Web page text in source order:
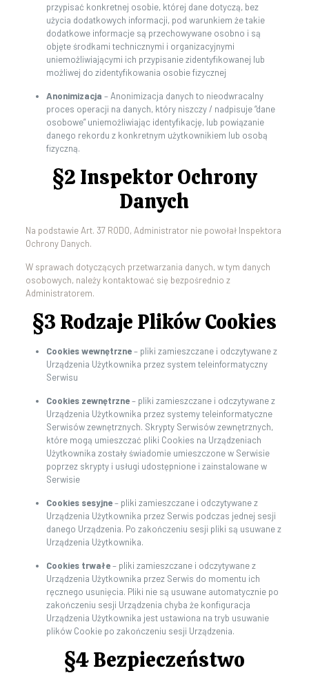
przypisać konkretnej osobie, której dane dotyczą, bez
użycia dodatkowych informacji, pod warunkiem że takie
dodatkowe informacje są przechowywane osobno i są
objęte środkami technicznymi i organizacyjnymi
uniemożliwiającymi ich przypisanie zidentyfikowanej lub
możliwej do zidentyfikowania osobie fizycznej
Anonimizacja – Anonimizacja danych to nieodwracalny
proces operacji na danych, który niszczy / nadpisuje “dane
osobowe” uniemożliwiając identyfikację, lub powiązanie
danego rekordu z konkretnym użytkownikiem lub osobą
fizyczną.
§2 Inspektor Ochrony
Danych
Na podstawie Art. 37 RODO, Administrator nie powołał Inspektora
Ochrony Danych.
W sprawach dotyczących przetwarzania danych, w tym danych
osobowych, należy kontaktować się bezpośrednio z
Administratorem.
§3 Rodzaje Plików Cookies
Cookies wewnętrzne– pliki zamieszczane i odczytywane z
Urządzenia Użytkownika przez system teleinformatyczny
Serwisu
Cookies zewnętrzne– pliki zamieszczane i odczytywane z
Urządzenia Użytkownika przez systemy teleinformatyczne
Serwisów zewnętrznych. Skrypty Serwisów zewnętrznych,
które mogą umieszczać pliki Cookies na Urządzeniach
Użytkownika zostały świadomie umieszczone w Serwisie
poprzez skrypty i usługi udostępnione i zainstalowane w
Serwisie
Cookies sesyjne– pliki zamieszczane i odczytywane z
Urządzenia Użytkownika przez Serwis podczas jednej sesji
danego Urządzenia. Po zakończeniu sesji pliki są usuwane z
Urządzenia Użytkownika.
Cookies trwałe– pliki zamieszczane i odczytywane z
Urządzenia Użytkownika przez Serwis do momentu ich
ręcznego usunięcia. Pliki nie są usuwane automatycznie po
zakończeniu sesji Urządzenia chyba że konfiguracja
Urządzenia Użytkownika jest ustawiona na tryb usuwanie
plików Cookie po zakończeniu sesji Urządzenia.
§4 Bezpieczeństwo